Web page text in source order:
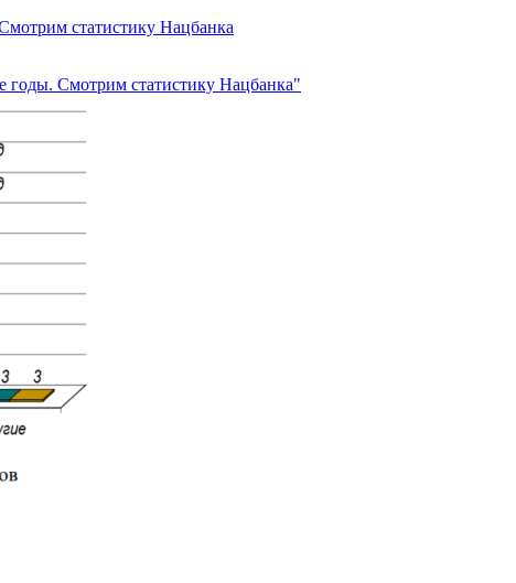
статистику Нацбанка
годы. Смотрим статистику Нацбанка"